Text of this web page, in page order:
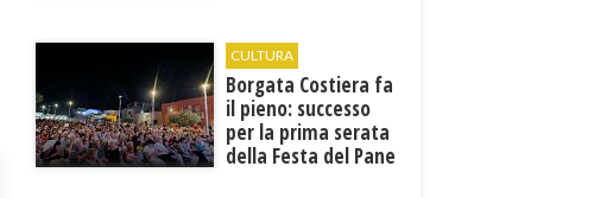
CULTURA
​Borgata Costiera fa
il pieno: successo
per la prima serata
della Festa del Pane